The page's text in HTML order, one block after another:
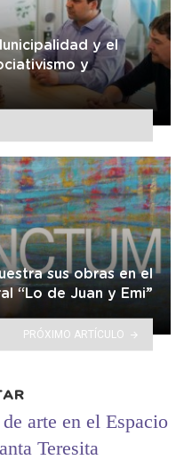
y el
y
sus obras en el
“Lo de Juan y Emi”
PRÓXIMO ARTÍCULO
arte en el Espacio
Teresita